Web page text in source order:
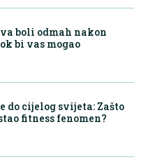
boli odmah nakon
bi vas mogao
do cijelog svijeta: Zašto
fitness fenomen?